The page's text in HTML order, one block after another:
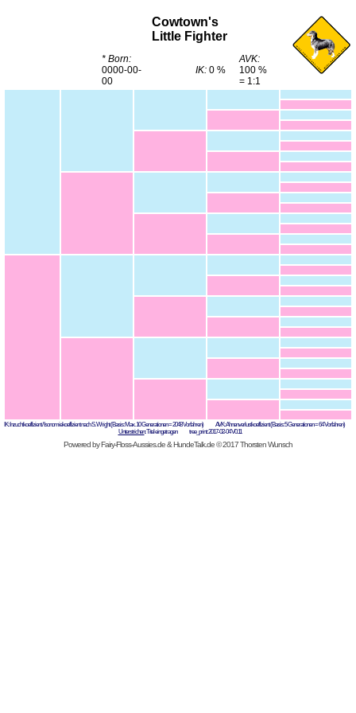
Cowtown's
Little Fighter
* Born:
0000-00-
00
IK: 0 %
AVK:
100 %
= 1:1
IK: Inzuchtkoeffizient / Isonomiekoeffizient nach S. Wright (Basis: Max. 10 Generationen = 2048 Vorfahren) AVK: Ahnenverlustkoeffizient (Basis: 5 Generationen = 64 Vorfahren)
Unterstrichen: Titel eingetragen tree_print: 2017-02-04 V0.11
Powered byFairy-Floss-Aussies.de&HundeTalk.de© 2017 Thorsten Wunsch